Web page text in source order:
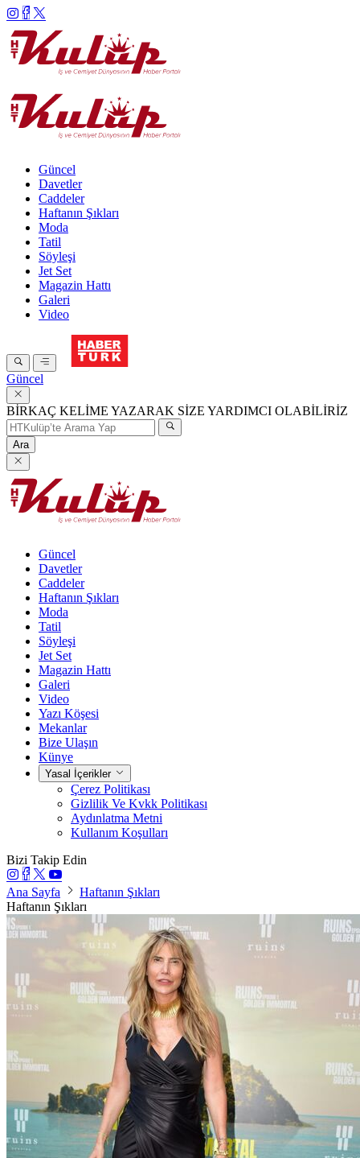
Güncel
Davetler
Caddeler
Haftanın Şıkları
Moda
Tatil
Söyleşi
Jet Set
Magazin Hattı
Galeri
Video
Güncel
BİRKAÇ KELİME YAZARAK SİZE YARDIMCI OLABİLİRİZ
Ara
Güncel
Davetler
Caddeler
Haftanın Şıkları
Moda
Tatil
Söyleşi
Jet Set
Magazin Hattı
Galeri
Video
Yazı Köşesi
Mekanlar
Bize Ulaşın
Künye
Yasal İçerikler
Çerez Politikası
Gizlilik Ve Kvkk Politikası
Aydınlatma Metni
Kullanım Koşulları
Bizi Takip Edin
Ana Sayfa
Haftanın Şıkları
Haftanın Şıkları